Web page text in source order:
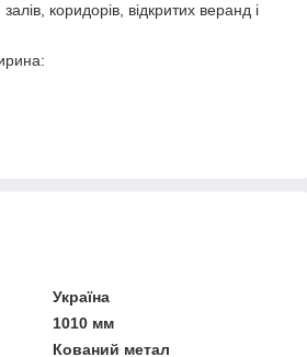
залів, коридорів, відкритих веранд і
Україна
1010 мм
Кований метал